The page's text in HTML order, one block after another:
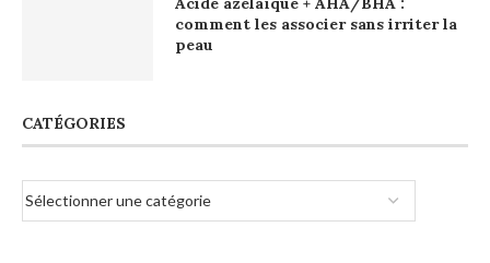
comment les associer sans irriter la
peau
CATÉGORIES